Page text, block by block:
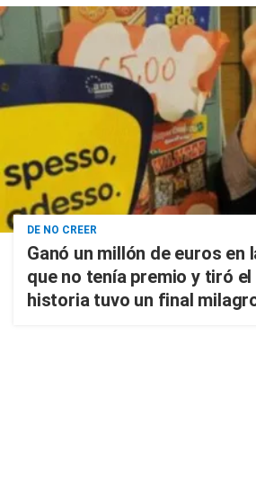
DE NO CREER
Ganó un millón de euros en
que no tenía premio y tiró
historia tuvo un final